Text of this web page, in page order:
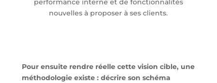
performance interne et de fonctionnalités
nouvelles à proposer à ses clients.
Pour ensuite rendre réelle cette vision cible, une
méthodologie existe : décrire son schéma